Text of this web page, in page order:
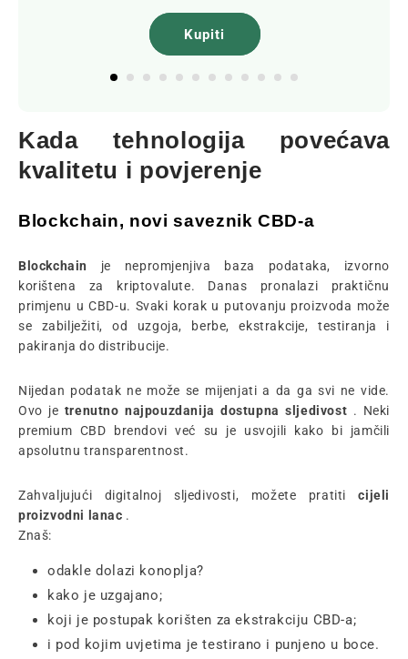
Kupiti
Kada tehnologija povećava
kvalitetu i povjerenje
Blockchain, novi saveznik CBD-a
Blockchain
je nepromjenjiva baza podataka, izvorno
korištena za kriptovalute. Danas pronalazi praktičnu
primjenu u CBD-u. Svaki korak u putovanju proizvoda može
se zabilježiti, od uzgoja, berbe, ekstrakcije, testiranja i
pakiranja do distribucije.
Nijedan podatak ne može se mijenjati a da ga svi ne vide.
Ovo je trenutno najpouzdanija dostupna sljedivost . Neki
premium CBD brendovi već su je usvojili kako bi jamčili
apsolutnu transparentnost.
Zahvaljujući digitalnoj sljedivosti, možete pratiticijeli
proizvodni lanac .
Znaš:
odakle dolazi konoplja?
kako je uzgajano;
koji je postupak korišten za ekstrakciju CBD-a;
i pod kojim uvjetima je testirano i punjeno u boce.